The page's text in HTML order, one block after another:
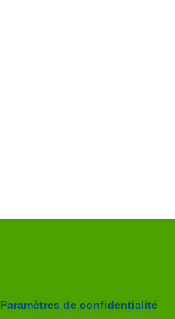
Paramètres de confidentialité